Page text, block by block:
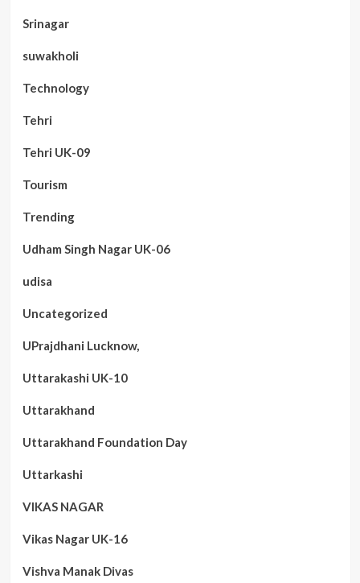
Srinagar
suwakholi
Technology
Tehri
Tehri UK-09
Tourism
Trending
Udham Singh Nagar UK-06
udisa
Uncategorized
UPrajdhani Lucknow,
Uttarakashi UK-10
Uttarakhand
Uttarakhand Foundation Day
Uttarkashi
VIKAS NAGAR
Vikas Nagar UK-16
Vishva Manak Divas